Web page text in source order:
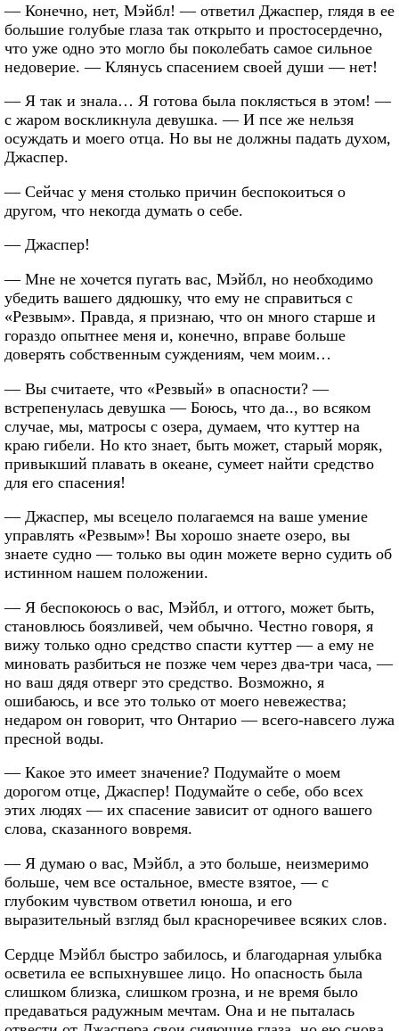
— Конечно, нет, Мэйбл! — ответил Джаспер, глядя в ее
большие голубые глаза так открыто и простосердечно,
что уже одно это могло бы поколебать самое сильное
недоверие. — Клянусь спасением своей души — нет!
— Я так и знала… Я готова была поклясться в этом! —
с жаром воскликнула девушка. — И псе же нельзя
осуждать и моего отца. Но вы не должны падать духом,
Джаспер.
— Сейчас у меня столько причин беспокоиться о
другом, что некогда думать о себе.
— Джаспер!
— Мне не хочется пугать вас, Мэйбл, но необходимо
убедить вашего дядюшку, что ему не справиться с
«Резвым». Правда, я признаю, что он много старше и
гораздо опытнее меня и, конечно, вправе больше
доверять собственным суждениям, чем моим…
— Вы считаете, что «Резвый» в опасности? —
встрепенулась девушка — Боюсь, что да.., во всяком
случае, мы, матросы с озера, думаем, что куттер на
краю гибели. Но кто знает, быть может, старый моряк,
привыкший плавать в океане, сумеет найти средство
для его спасения!
— Джаспер, мы всецело полагаемся на ваше умение
управлять «Резвым»! Вы хорошо знаете озеро, вы
знаете судно — только вы один можете верно судить об
истинном нашем положении.
— Я беспокоюсь о вас, Мэйбл, и оттого, может быть,
становлюсь боязливей, чем обычно. Честно говоря, я
вижу только одно средство спасти куттер — а ему не
миновать разбиться не позже чем через два-три часа, —
но ваш дядя отверг это средство. Возможно, я
ошибаюсь, и все это только от моего невежества;
недаром он говорит, что Онтарио — всего-навсего лужа
пресной воды.
— Какое это имеет значение? Подумайте о моем
дорогом отце, Джаспер! Подумайте о себе, обо всех
этих людях — их спасение зависит от одного вашего
слова, сказанного вовремя.
— Я думаю о вас, Мэйбл, а это больше, неизмеримо
больше, чем все остальное, вместе взятое, — с
глубоким чувством ответил юноша, и его
выразительный взгляд был красноречивее всяких слов.
Сердце Мэйбл быстро забилось, и благодарная улыбка
осветила ее вспыхнувшее лицо. Но опасность была
слишком близка, слишком грозна, и не время было
предаваться радужным мечтам. Она и не пыталась